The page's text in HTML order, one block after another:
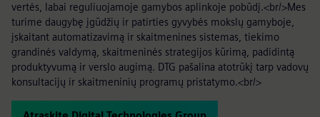
vertės, labai reguliuojamoje gamybos aplinkoje pobūdį.<br/>Mes
turime daugybę įgūdžių ir patirties gyvybės mokslų gamyboje,
įskaitant automatizavimą ir skaitmenines sistemas, tiekimo
grandinės valdymą, skaitmeninės strategijos kūrimą, padidintą
produktyvumą ir verslo augimą. DTG pašalina atotrūkį tarp vadovų
konsultacijų ir skaitmeninių programų pristatymo.<br/>